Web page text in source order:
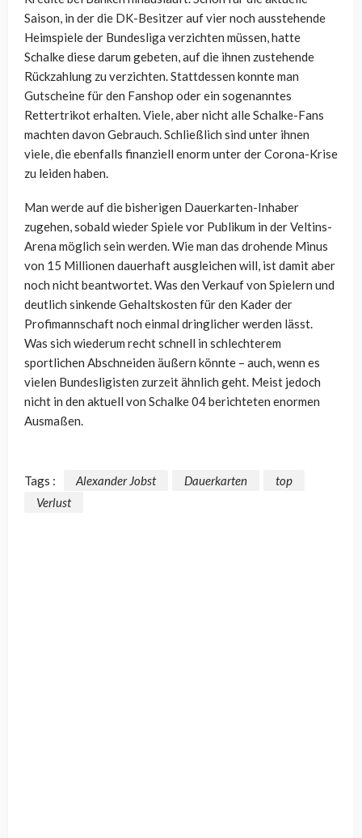
Saison, in der die DK-Besitzer auf vier noch ausstehende
Heimspiele der Bundesliga verzichten müssen, hatte
Schalke diese darum gebeten, auf die ihnen zustehende
Rückzahlung zu verzichten. Stattdessen konnte man
Gutscheine für den Fanshop oder ein sogenanntes
Rettertrikot erhalten. Viele, aber nicht alle Schalke-Fans
machten davon Gebrauch. Schließlich sind unter ihnen
viele, die ebenfalls finanziell enorm unter der Corona-Krise
zu leiden haben.
Man werde auf die bisherigen Dauerkarten-Inhaber
zugehen, sobald wieder Spiele vor Publikum in der Veltins-
Arena möglich sein werden. Wie man das drohende Minus
von 15 Millionen dauerhaft ausgleichen will, ist damit aber
noch nicht beantwortet. Was den Verkauf von Spielern und
deutlich sinkende Gehaltskosten für den Kader der
Profimannschaft noch einmal dringlicher werden lässt.
Was sich wiederum recht schnell in schlechterem
sportlichen Abschneiden äußern könnte – auch, wenn es
vielen Bundesligisten zurzeit ähnlich geht. Meist jedoch
nicht in den aktuell von Schalke 04 berichteten enormen
Ausmaßen.
Tags : Alexander Jobst Dauerkarten
top
Verlust